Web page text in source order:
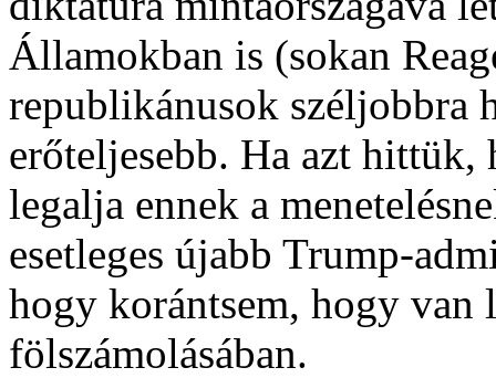
Államokban is (sokan
republikánusok széljobbra
erőteljesebb. Ha azt
legalja ennek a
esetleges újabb Trump-
hogy korántsem, hogy van
fölszámolásában.